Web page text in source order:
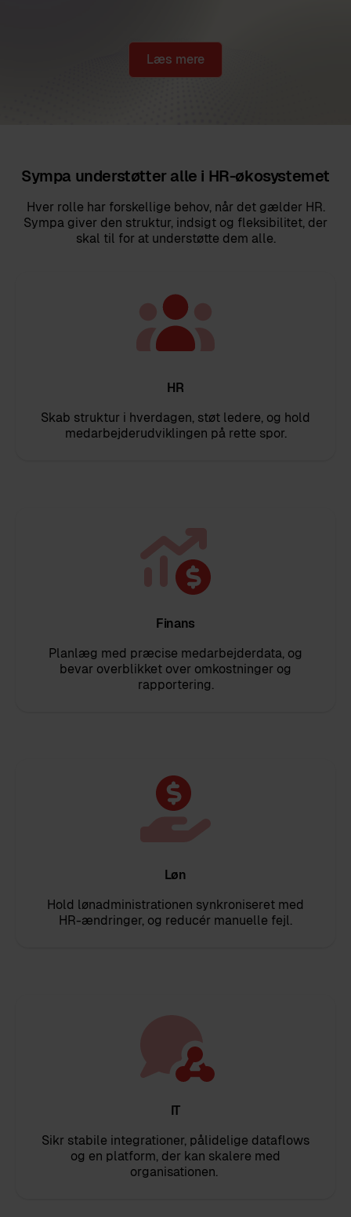
Læs mere
Sympa understøtter alle i HR-økosystemet
Hver rolle har forskellige behov, når det gælder HR.
Sympa giver den struktur, indsigt og fleksibilitet, der
skal til for at understøtte dem alle.
HR
Skab struktur i hverdagen, støt ledere, og hold
medarbejderudviklingen på rette spor.
Finans
Planlæg med præcise medarbejderdata, og
bevar overblikket over omkostninger og
rapportering.
Løn
Hold lønadministrationen synkroniseret med
HR-ændringer, og reducér manuelle fejl.
IT
Sikr stabile integrationer, pålidelige dataflows
og en platform, der kan skalere med
organisationen.